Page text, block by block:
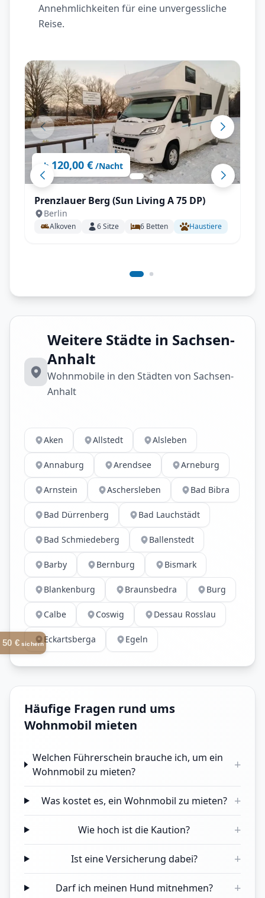
Annehmlichkeiten für eine unvergessliche
Reise.
ab 120,00 € /Nacht
Prenzlauer Berg (Sun Living A 75 DP)
Berlin
Alkoven 6Sitze 6 Betten Haustiere
Weitere Städte in Sachsen-
Anhalt
Wohnmobile in den Städten von Sachsen-
Anhalt
Aken Allstedt Alsleben
Annaburg Arendsee Arneburg
Arnstein Aschersleben Bad Bibra
Bad Dürrenberg Bad Lauchstädt
Bad Schmiedeberg Ballenstedt
Barby Bernburg Bismark
Blankenburg Braunsbedra Burg
Calbe Coswig Dessau Rosslau
Eckartsberga Egeln
Häufige Fragen rund ums
Wohnmobil mieten
Welchen Führerschein brauche ich, um ein
Wohnmobil zu mieten?
+
Was kostet es, ein Wohnmobil zu mieten? +
Wie hoch ist die Kaution? +
Ist eine Versicherung dabei? +
Darf ich meinen Hund mitnehmen? +
50 €sichern